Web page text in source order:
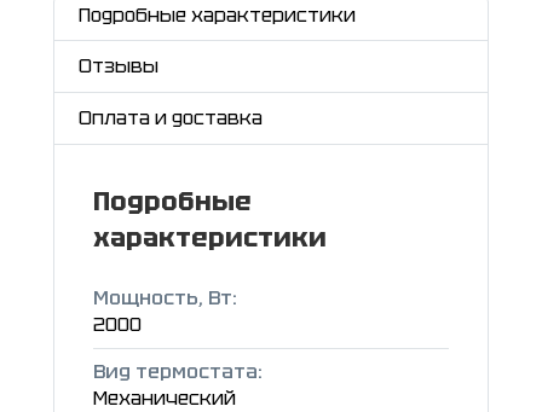
Подробные характеристики
Отзывы
Оплата и доставка
Подробные
характеристики
Мощность, Вт:
2000
Вид термостата:
Механический